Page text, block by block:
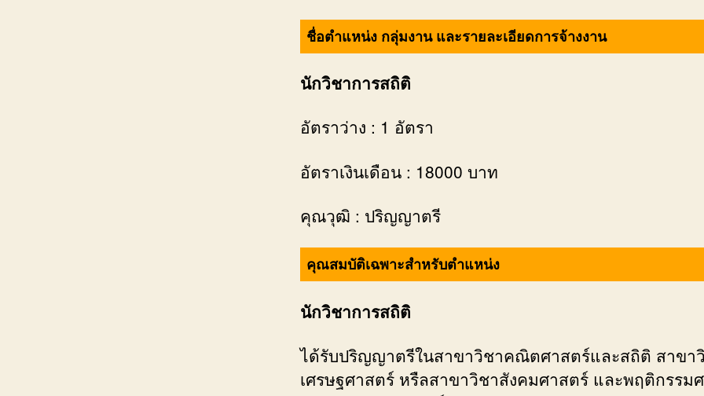
ชื่อตำแหน่ง กลุ่มงาน และรายละเอียดการจ้างงาน
นักวิชาการสถิติ
อัตราว่าง : 1 อัตรา
อัตราเงินเดือน : 18000 บาท
คุณวุฒิ : ปริญญาตรี
คุณสมบัติเฉพาะสำหรับตำแหน่ง
นักวิชาการสถิติ
ได้รับปริญญาตรีในสาขาวิชาคณิตศาสตร์และสถิติ สาขา
เศรษฐศาสตร์ หรืลสาขาวิชาสังคมศาสตร์ และพฤติกรรม